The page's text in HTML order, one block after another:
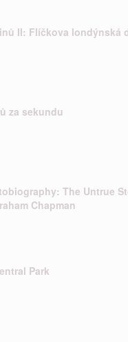
II: Flíčkova londýnská
za sekundu
The Untrue
Chapman
Park